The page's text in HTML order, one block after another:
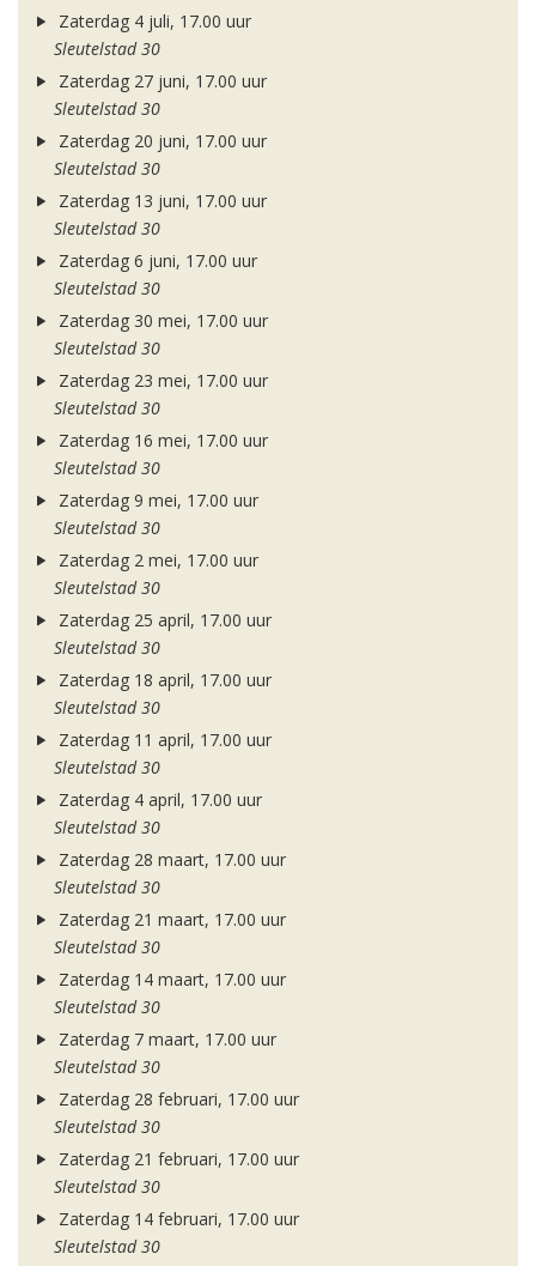
Zaterdag 4 juli, 17.00 uur
Sleutelstad 30
Zaterdag 27 juni, 17.00 uur
Sleutelstad 30
Zaterdag 20 juni, 17.00 uur
Sleutelstad 30
Zaterdag 13 juni, 17.00 uur
Sleutelstad 30
Zaterdag 6 juni, 17.00 uur
Sleutelstad 30
Zaterdag 30 mei, 17.00 uur
Sleutelstad 30
Zaterdag 23 mei, 17.00 uur
Sleutelstad 30
Zaterdag 16 mei, 17.00 uur
Sleutelstad 30
Zaterdag 9 mei, 17.00 uur
Sleutelstad 30
Zaterdag 2 mei, 17.00 uur
Sleutelstad 30
Zaterdag 25 april, 17.00 uur
Sleutelstad 30
Zaterdag 18 april, 17.00 uur
Sleutelstad 30
Zaterdag 11 april, 17.00 uur
Sleutelstad 30
Zaterdag 4 april, 17.00 uur
Sleutelstad 30
Zaterdag 28 maart, 17.00 uur
Sleutelstad 30
Zaterdag 21 maart, 17.00 uur
Sleutelstad 30
Zaterdag 14 maart, 17.00 uur
Sleutelstad 30
Zaterdag 7 maart, 17.00 uur
Sleutelstad 30
Zaterdag 28 februari, 17.00 uur
Sleutelstad 30
Zaterdag 21 februari, 17.00 uur
Sleutelstad 30
Zaterdag 14 februari, 17.00 uur
Sleutelstad 30